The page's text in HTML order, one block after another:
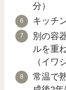
分）
キッチ
別の容
ルを重
（イワ
常温で